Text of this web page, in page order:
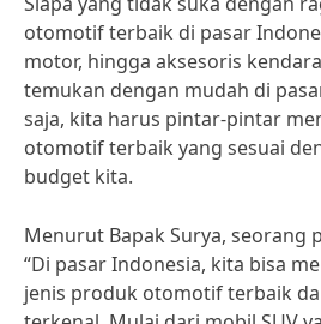
otomotif terbaik di pasar
motor, hingga aksesoris
temukan dengan mudah di
saja, kita harus pintar-pintar
otomotif terbaik yang sesuai
budget kita.
Menurut Bapak Surya, seorang
“Di pasar Indonesia, kita bisa
jenis produk otomotif terbaik